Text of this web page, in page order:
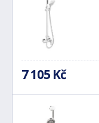
7 105 Kč